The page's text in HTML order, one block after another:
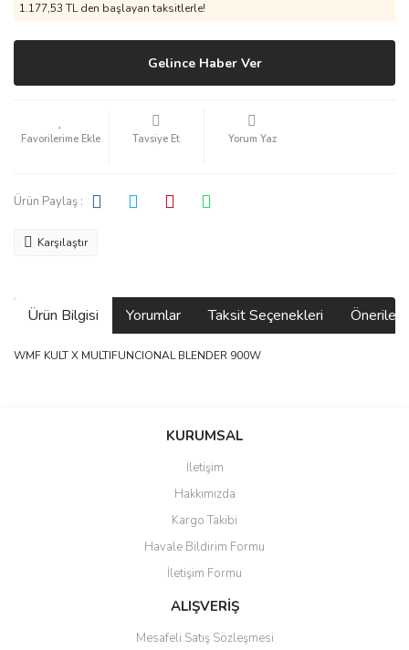
1.177,53 TL den başlayan taksitlerle!
Gelince Haber Ver
Tavsiye Et Yorum Yaz
Ürün Paylaş :
Karşılaştır
Ürün Bilgisi Yorumlar Taksit Seçenekleri
WMF KULT X MULTIFUNCIONAL BLENDER 900W
Bu ürüne ilk yorumu siz yapın!
Ürün resmi kalitesiz, bozuk veya görüntülenemiyor.
Ürün açıklamasında eksik bilgiler bulunuyor.
Ürün bilgilerinde hatalar bulunuyor.
Ürün fiyatı diğer sitelerden daha pahalı.
Bu ürüne benzer farklı alternatifler olmalı.
KURUMSAL
İletişim
Hakkımızda
Kargo Takibi
Havale Bildirim Formu
İletişim Formu
ALIŞVERİŞ
Mesafeli Satış Sözleşmesi